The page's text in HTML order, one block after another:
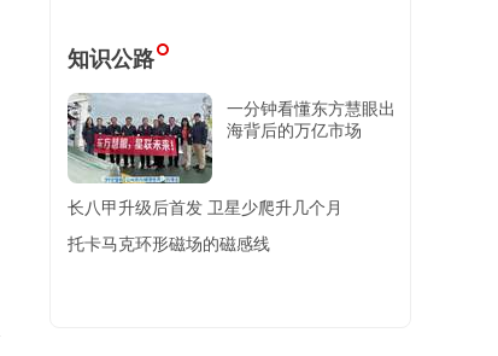
知识公路
一分钟看懂东方慧眼出
海背后的万亿市场
长八甲升级后首发 卫星少爬升几个月
托卡马克环形磁场的磁感线